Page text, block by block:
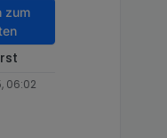
zum
06:02